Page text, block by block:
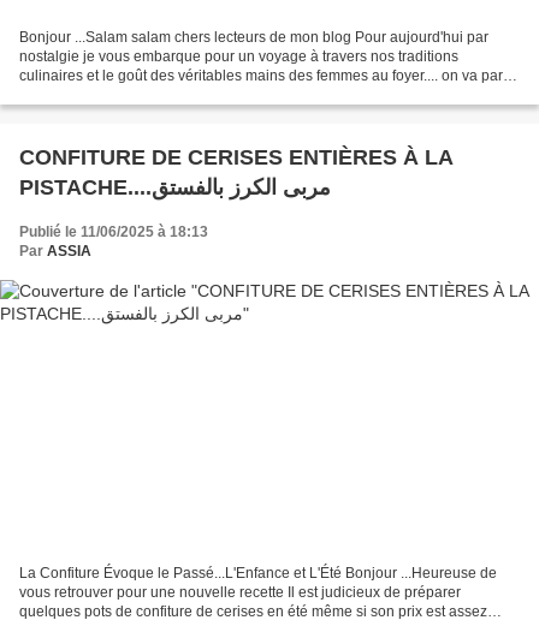
Bonjour ...Salam salam chers lecteurs de mon blog Pour aujourd'hui par
nostalgie je vous embarque pour un voyage à travers nos traditions
culinaires et le goût des véritables mains des femmes au foyer.... on va parler
CONFITURE DE CERISES ENTIÈRES À LA
PISTACHE....مربى الكرز بالفستق
Publié le 11/06/2025 à 18:13
Par ASSIA
La Confiture Évoque le Passé...L'Enfance et L'Été Bonjour ...Heureuse de
vous retrouver pour une nouvelle recette Il est judicieux de préparer
quelques pots de confiture de cerises en été même si son prix est assez